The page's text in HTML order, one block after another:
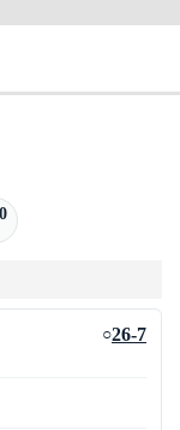
0
○26-7